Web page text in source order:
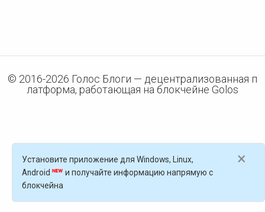
© 2016-2026 Голос Блоги — децентрализованная п
латформа, работающая на блокчейне Golos
×
Установите приложение для Windows, Linux,
Android
и получайте информацию напрямую с
блокчейна